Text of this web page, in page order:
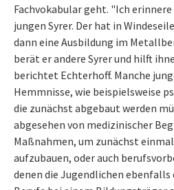
Fachvokabular geht. "Ich
jungen Syrer. Der hat in
dann eine Ausbildung im
berät er andere Syrer und hilft
berichtet Echterhoff. Manche
Hemmnisse, wie beispielsweise
die zunächst abgebaut werden
abgesehen von medizinischer
Maßnahmen, um zunächst
aufzubauen, oder auch
denen die Jugendlichen